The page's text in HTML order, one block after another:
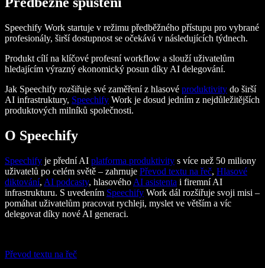
Speechify Work startuje v režimu předběžného přístupu pro vybrané
profesionály, širší dostupnost se očekává v následujících týdnech.
Produkt cílí na klíčové profesní workflow a slouží uživatelům
hledajícím výrazný ekonomický posun díky AI delegování.
Jak Speechify rozšiřuje své zaměření z hlasové produktivity do širší
AI infrastruktury, Speechify Work je dosud jedním z nejdůležitějších
produktových milníků společnosti.
O Speechify
Speechify je přední AI platforma produktivity s více než 50 miliony
uživatelů po celém světě – zahrnuje Převod textu na řeč, Hlasové
diktování, AI podcasty, hlasového AI asistenta i firemní AI
infrastrukturu. S uvedením Speechify Work dál rozšiřuje svoji misi –
pomáhat uživatelům pracovat rychleji, myslet ve větším a víc
delegovat díky nové AI generaci.
Převod textu na řeč